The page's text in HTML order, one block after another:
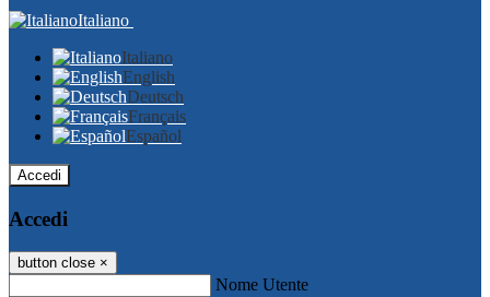
Italiano
Italiano
English
Deutsch
Français
Español
Accedi
Accedi
button close ×
Nome Utente